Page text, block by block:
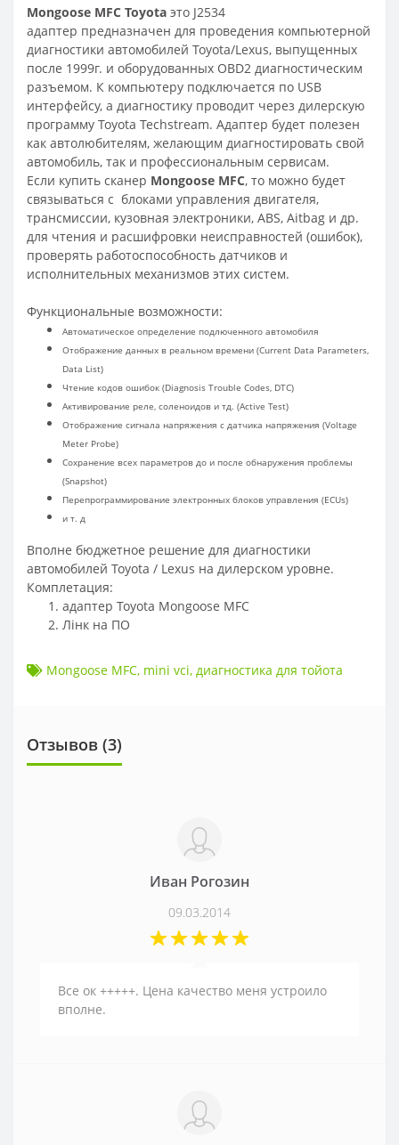
Mongoose MFC Toyota это J2534
адаптер предназначен для проведения компьютерной
диагностики автомобилей Toyota/Lexus, выпущенных
после 1999г. и оборудованных OBD2 диагностическим
разъемом. К компьютеру подключается по USB
интерфейсу, а диагностику проводит через дилерскую
программу Toyota Techstream. Адаптер будет полезен
как автолюбителям, желающим диагностировать свой
автомобиль, так и профессиональным сервисам.
Если купить сканер Mongoose MFC, то можно будет
связываться с блоками управления двигателя,
трансмиссии, кузовная электроники, ABS, Aitbag и др.
для чтения и расшифровки неисправностей (ошибок),
проверять работоспособность датчиков и
исполнительных механизмов этих систем.
Функциональные возможности:
Автоматическое определение подлюченного автомобиля
Отображение данных в реальном времени (Current Data Parameters,
Data List)
Чтение кодов ошибок (Diagnosis Trouble Codes, DTC)
Активирование реле, соленоидов и тд. (Active Test)
Отображение сигнала напряжения с датчика напряжения (Voltage
Meter Probe)
Сохранение всех параметров до и после обнаружения проблемы
(Snapshot)
Перепрограммирование электронных блоков управления (ECUs)
и т. д
Вполне бюджетное решение для диагностики
автомобилей Toyota / Lexus на дилерском уровне.
Комплетация:
адаптер Toyota Mongoose MFC
Лінк на ПО
Mongoose MFC, mini vci, диагностика для тойота
Отзывов (3)
Иван Рогозин
09.03.2014
Все ок +++++. Цена качество меня устроило
вполне.